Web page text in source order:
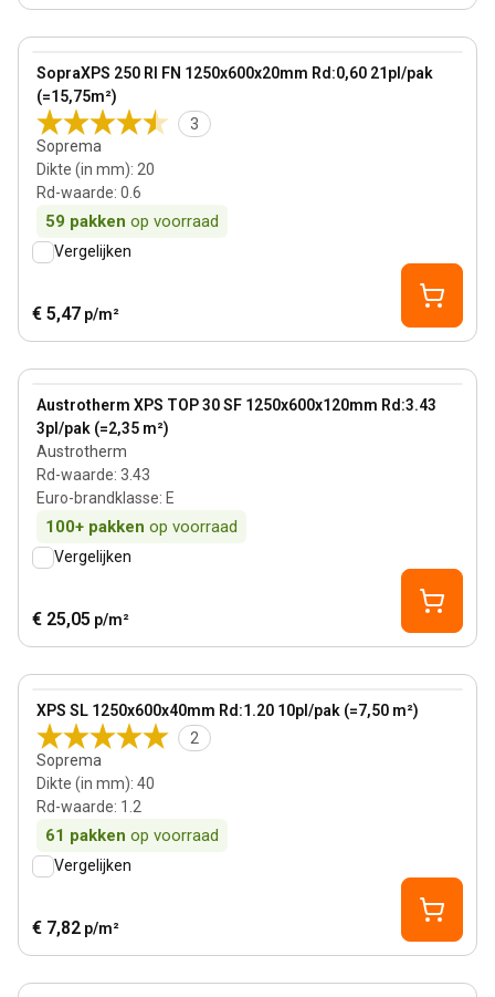
SopraXPS 250 RI FN 1250x600x20mm Rd:0,60 21pl/pak
(=15,75m²)
3
Soprema
Dikte (in mm): 20
Rd-waarde: 0.6
59 pakken op voorraad
View product
Vergelijken
€ 5,47 p/m²
Austrotherm XPS TOP 30 SF 1250x600x120mm Rd:3.43
3pl/pak (=2,35 m²)
Austrotherm
Rd-waarde: 3.43
Euro-brandklasse: E
100+ pakken op voorraad
View product
Vergelijken
€ 25,05 p/m²
XPS SL 1250x600x40mm Rd:1.20 10pl/pak (=7,50 m²)
2
Soprema
Dikte (in mm): 40
Rd-waarde: 1.2
61 pakken op voorraad
View product
Vergelijken
€ 7,82 p/m²